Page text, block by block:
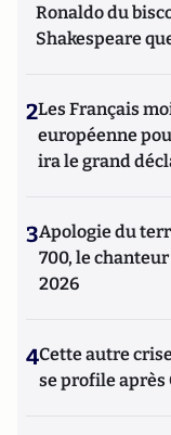
Ronaldo du
Shakespeare
2Les Français
européenne
ira le grand
3Apologie du
700, le chanteur
2026
4Cette autre
se profile après